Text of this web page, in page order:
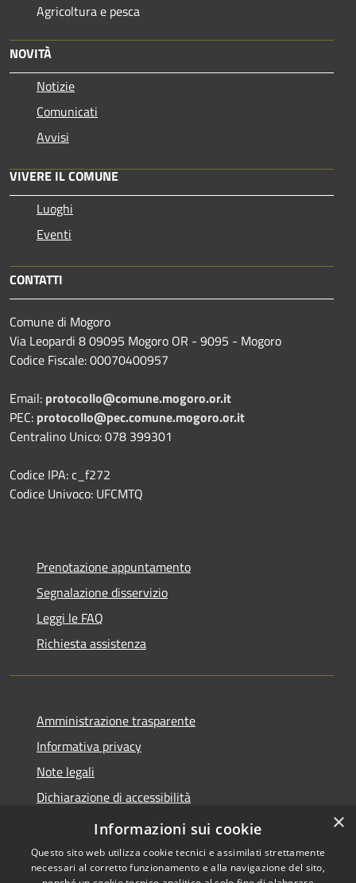
Agricoltura e pesca
NOVITÀ
Notizie
Comunicati
Avvisi
VIVERE IL COMUNE
Luoghi
Eventi
CONTATTI
Comune di Mogoro
Via Leopardi 8 09095 Mogoro OR - 9095 - Mogoro
Codice Fiscale: 00070400957
Email: protocollo@comune.mogoro.or.it
PEC: protocollo@pec.comune.mogoro.or.it
Centralino Unico: 078 399301
Codice IPA: c_f272
Codice Univoco: UFCMTQ
Prenotazione appuntamento
Segnalazione disservizio
Leggi le FAQ
Richiesta assistenza
Amministrazione trasparente
Informativa privacy
Note legali
Dichiarazione di accessibilità
Obiettivi di accessibilità
×
Informazioni sui cookie
Questo sito web utilizza cookie tecnici e assimilati strettamente
necessari al corretto funzionamento e alla navigazione del sito,